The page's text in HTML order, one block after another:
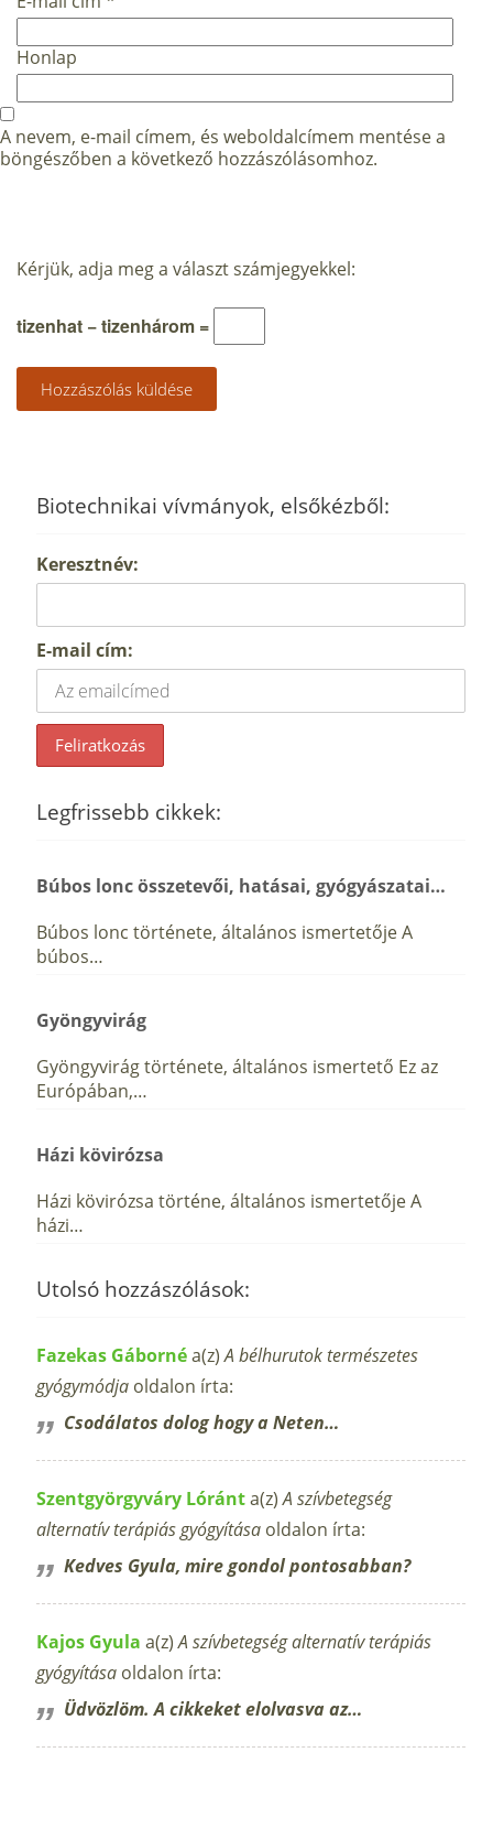
Honlap
A nevem, e-mail címem, és weboldalcímem mentése a
böngészőben a következő hozzászólásomhoz.
Kérjük, adja meg a választ számjegyekkel:
tizenhat − tizenhárom =
Biotechnikai vívmányok, elsőkézből:
Keresztnév:
E-mail cím:
Legfrissebb cikkek:
Búbos lonc összetevői, hatásai, gyógyászatai…
Búbos lonc története, általános ismertetője A
búbos…
Gyöngyvirág
Gyöngyvirág története, általános ismertető Ez az
Európában,…
Házi kövirózsa
Házi kövirózsa történe, általános ismertetője A
házi…
Utolsó hozzászólások:
Fazekas Gábornéa(z)A bélhurutok természetes
gyógymódja oldalon írta:
Csodálatos dolog hogy a Neten…
Szentgyörgyváry Lóránta(z)A szívbetegség
alternatív terápiás gyógyítása oldalon írta:
Kedves Gyula, mire gondol pontosabban?
Kajos Gyula a(z)A szívbetegség alternatív terápiás
gyógyítása oldalon írta:
Üdvözlöm. A cikkeket elolvasva az…